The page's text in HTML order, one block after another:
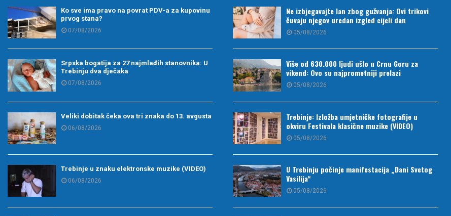
Ko sve ima pravo na povrat PDV-a za kupovinu
prvog stana?
07/08/2026
Srpska bogatija za 27 najmlađih stanovnika: U
Trebinju dva dječaka
07/08/2026
Veliki dobitak čeka ova tri znaka do 13. avgusta
06/08/2026
Trebinje u znaku elektronske muzike (VIDEO)
06/08/2026
Ne izbjegavajte lan zbog gužvanja: Ovi trikovi
čuvaju njegov uredan izgled cijeli dan
05/08/2026
Više od 630.000 ljudi ušlo u Crnu Goru za
vikend: Ovo su najprometniji prelazi
05/08/2026
Trebinje: Izložba umjetničke fotografije u
okviru Festivala klasične muzike (VIDEO)
05/08/2026
U Trebinju počinje manifestacija „Dani Svetog
Vasilija“
05/08/2026